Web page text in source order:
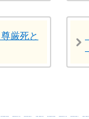
厳死と